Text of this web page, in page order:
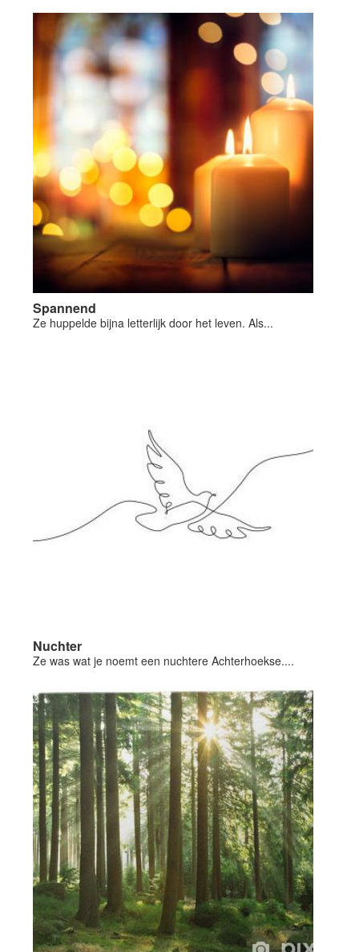
Spannend
Ze huppelde bijna letterlijk door het leven. Als...
Nuchter
Ze was wat je noemt een nuchtere Achterhoekse....